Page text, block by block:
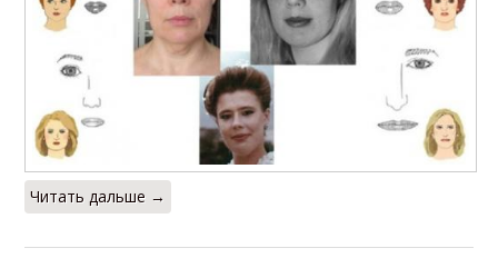
Читать дальше →